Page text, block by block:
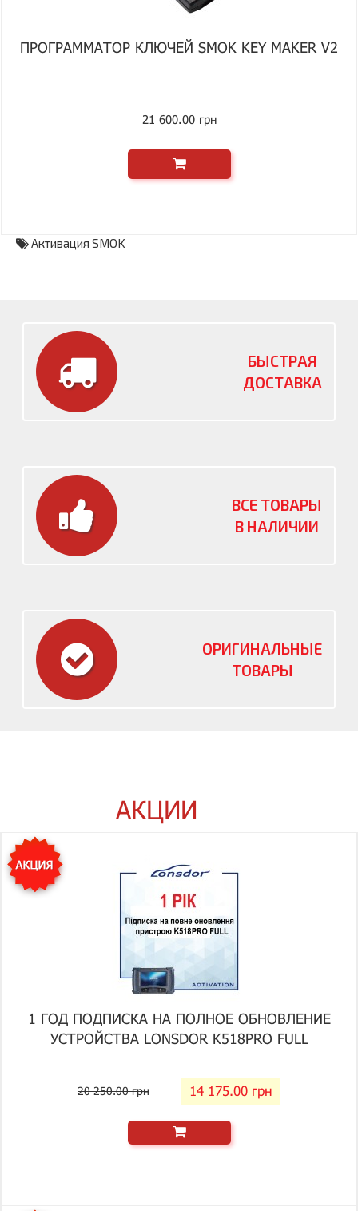
ПРОГРАММАТОР КЛЮЧЕЙ SMOK KEY MAKER V2
21 600.00 грн
Активация SMOK
БЫСТРАЯ
ДОСТАВКА
ВСЕ ТОВАРЫ
В НАЛИЧИИ
ОРИГИНАЛЬНЫЕ
ТОВАРЫ
АКЦИИ
1 ГОД ПОДПИСКА НА ПОЛНОЕ ОБНОВЛЕНИЕ
УСТРОЙСТВА LONSDOR K518PRO FULL
20 250.00 грн 14 175.00 грн